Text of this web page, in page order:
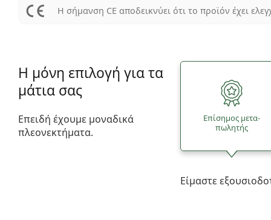
Η σήμανση CE αποδεικνύει ότι το προϊόν έχει
Η μόνη επιλογή για τα
μάτια σας
Επειδή έχουμε μοναδικά
πλεονεκτήματα.
Επίσημος μετα­
πωλητής
Είμαστε